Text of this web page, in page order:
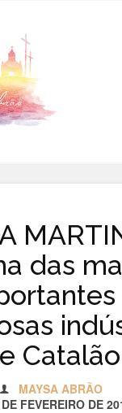
das
Catalão
MAYSA ABRÃO
FEVEREIRO DE